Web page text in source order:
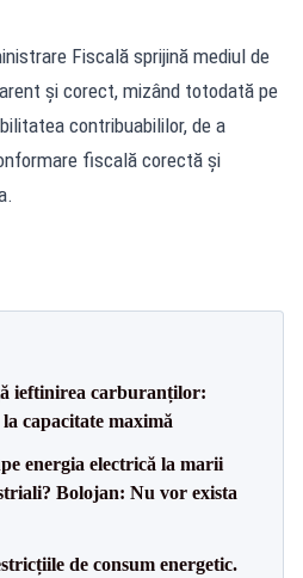
Fiscală sprijină mediul de
şi corect, mizând totodată pe
contribuabililor, de a
fiscală corectă şi
ieftinirea carburanților:
capacitate maximă
energia electrică la marii
Bolojan: Nu vor exista
de consum energetic.